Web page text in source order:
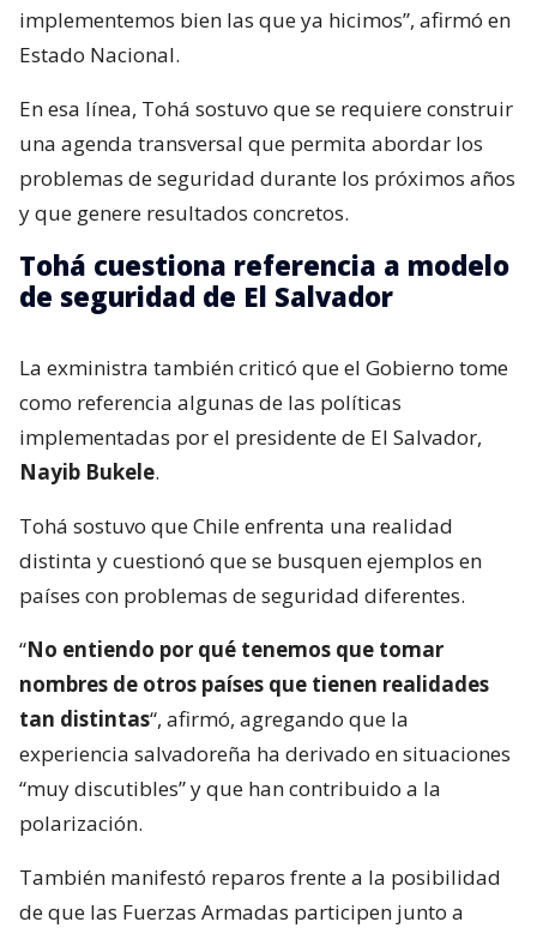
implementemos bien las que ya hicimos”, afirmó en
Estado Nacional.
En esa línea, Tohá sostuvo que se requiere construir
una agenda transversal que permita abordar los
problemas de seguridad durante los próximos años
y que genere resultados concretos.
Tohá cuestiona referencia a modelo
de seguridad de El Salvador
La exministra también criticó que el Gobierno tome
como referencia algunas de las políticas
implementadas por el presidente de El Salvador,
Nayib Bukele.
Tohá sostuvo que Chile enfrenta una realidad
distinta y cuestionó que se busquen ejemplos en
países con problemas de seguridad diferentes.
“No entiendo por qué tenemos que tomar
nombres de otros países que tienen realidades
tan distintas“, afirmó, agregando que la
experiencia salvadoreña ha derivado en situaciones
“muy discutibles” y que han contribuido a la
polarización.
También manifestó reparos frente a la posibilidad
de que las Fuerzas Armadas participen junto a